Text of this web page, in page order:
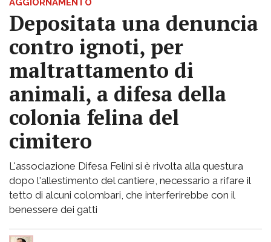
AGGIORNAMENTO
Depositata una denuncia
contro ignoti, per
maltrattamento di
animali, a difesa della
colonia felina del
cimitero
L'associazione Difesa Felini si è rivolta alla questura
dopo l'allestimento del cantiere, necessario a rifare il
tetto di alcuni colombari, che interferirebbe con il
benessere dei gatti